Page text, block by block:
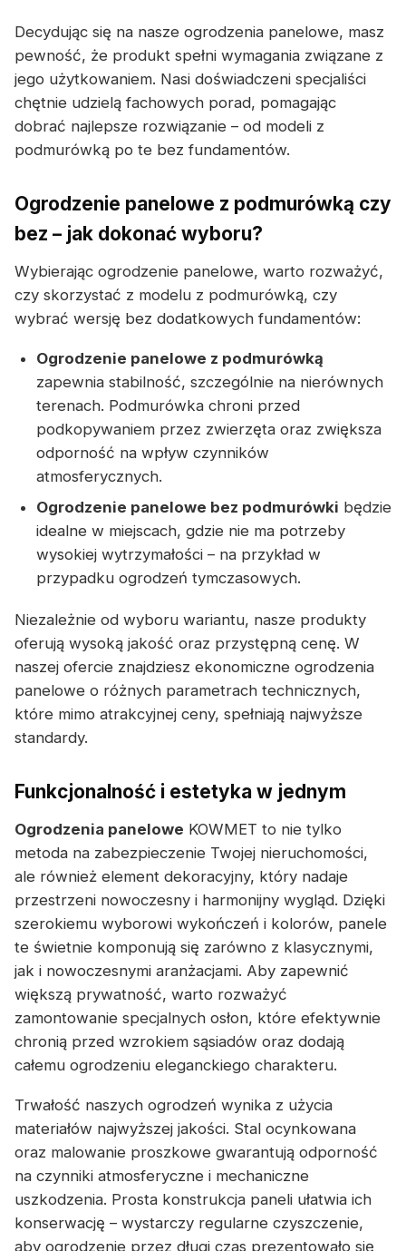
Decydując się na nasze ogrodzenia panelowe, masz
pewność, że produkt spełni wymagania związane z
jego użytkowaniem. Nasi doświadczeni specjaliści
chętnie udzielą fachowych porad, pomagając
dobrać najlepsze rozwiązanie – od modeli z
podmurówką po te bez fundamentów.
Ogrodzenie panelowe z podmurówką czy
bez – jak dokonać wyboru?
Wybierając ogrodzenie panelowe, warto rozważyć,
czy skorzystać z modelu z podmurówką, czy
wybrać wersję bez dodatkowych fundamentów:
Ogrodzenie panelowe z podmurówką
zapewnia stabilność, szczególnie na nierównych
terenach. Podmurówka chroni przed
podkopywaniem przez zwierzęta oraz zwiększa
odporność na wpływ czynników
atmosferycznych.
Ogrodzenie panelowe bez podmurówki będzie
idealne w miejscach, gdzie nie ma potrzeby
wysokiej wytrzymałości – na przykład w
przypadku ogrodzeń tymczasowych.
Niezależnie od wyboru wariantu, nasze produkty
oferują wysoką jakość oraz przystępną cenę. W
naszej ofercie znajdziesz ekonomiczne ogrodzenia
panelowe o różnych parametrach technicznych,
które mimo atrakcyjnej ceny, spełniają najwyższe
standardy.
Funkcjonalność i estetyka w jednym
Ogrodzenia panelowe KOWMET to nie tylko
metoda na zabezpieczenie Twojej nieruchomości,
ale również element dekoracyjny, który nadaje
przestrzeni nowoczesny i harmonijny wygląd. Dzięki
szerokiemu wyborowi wykończeń i kolorów, panele
te świetnie komponują się zarówno z klasycznymi,
jak i nowoczesnymi aranżacjami. Aby zapewnić
większą prywatność, warto rozważyć
zamontowanie specjalnych osłon, które efektywnie
chronią przed wzrokiem sąsiadów oraz dodają
całemu ogrodzeniu eleganckiego charakteru.
Trwałość naszych ogrodzeń wynika z użycia
materiałów najwyższej jakości. Stal ocynkowana
oraz malowanie proszkowe gwarantują odporność
na czynniki atmosferyczne i mechaniczne
uszkodzenia. Prosta konstrukcja paneli ułatwia ich
konserwację – wystarczy regularne czyszczenie,
aby ogrodzenie przez długi czas prezentowało się